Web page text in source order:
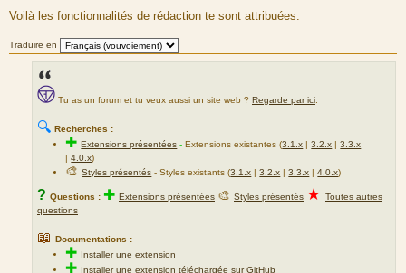
Voilà les fonctionnalités de rédaction te sont attribuées.
Traduire en
Tu as un forum et tu veux aussi un site web ? Regarde par ici
🔍 Recherches :
✚Extensions présentées -Extensions existantes (3.1.x |3.2.x |3.3.x
|4.0.x)
🎨Styles présentés - Styles existants (3.1.x |3.2.x |3.3.x |4.0.x)
? Questions : ✚ Extensions présentées 🎨 Styles présentés ★ Toutes autres
questions
📖 Documentations :
✚ Installer une extension
✚ Installer une extension téléchargée sur GitHub